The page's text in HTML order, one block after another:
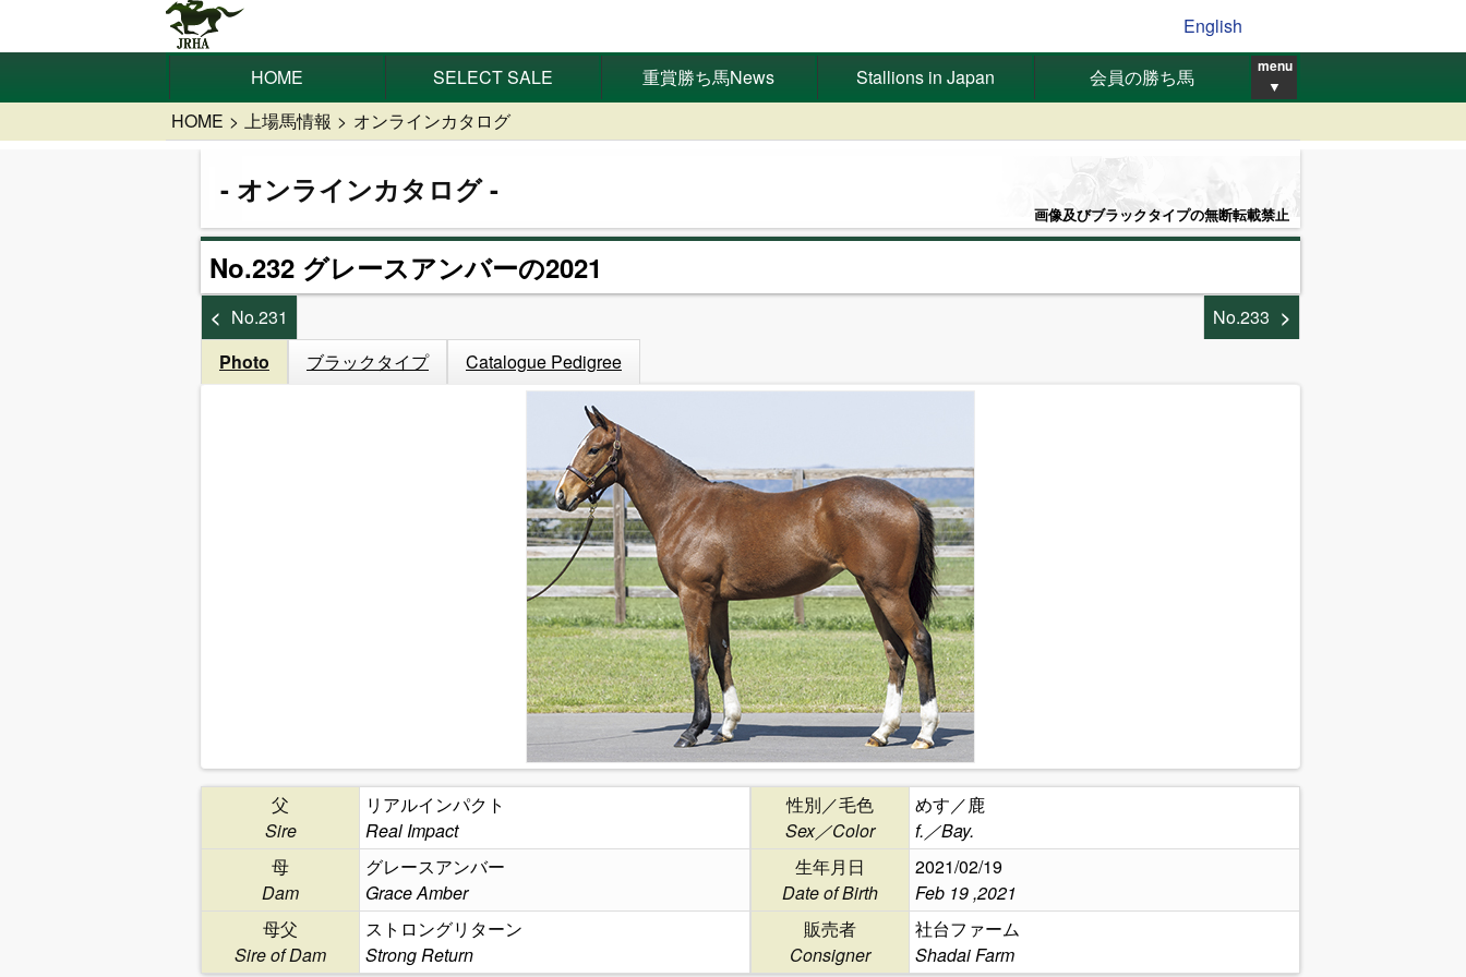
English
HOME SELECT SALE 重賞勝ち馬News Stallions in Japan 会員の勝ち馬 menu
▼
HOME 上場馬情報 オンラインカタログ
オンラインカタログ
画像及びブラックタイプの無断転載禁止
No.232 グレースアンバーの2021
No.231
No.233
Photo
ブラックタイプ Catalogue Pedigree
父
Sire
リアルインパクト
Real Impact
母
Dam
グレースアンバー
Grace Amber
母父
Sire of Dam
ストロングリターン
Strong Return
性別／毛色
Sex／Color
めす／鹿
f.／Bay.
生年月日
Date of Birth
2021/02/19
Feb 19 ,2021
販売者
Consigner
社台ファーム
Shadai Farm